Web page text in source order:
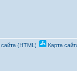
сайта (HTML) Карта